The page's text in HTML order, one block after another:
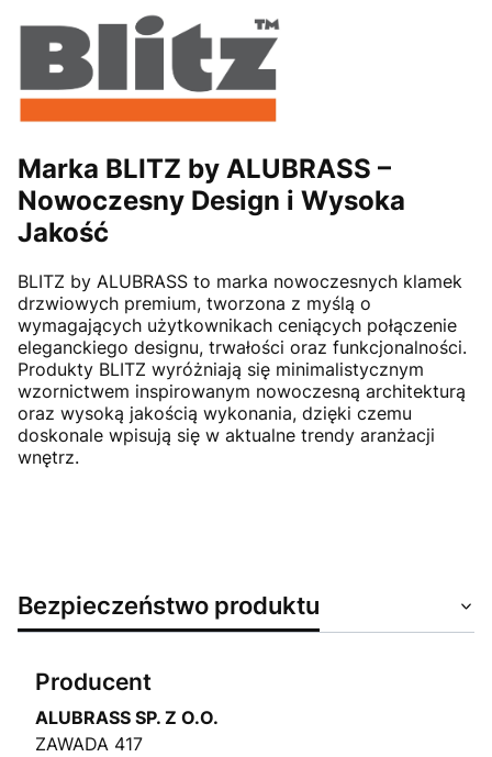
Marka BLITZ by ALUBRASS –
Nowoczesny Design i Wysoka
Jakość
BLITZ by ALUBRASS to marka nowoczesnych klamek
drzwiowych premium, tworzona z myślą o
wymagających użytkownikach ceniących połączenie
eleganckiego designu, trwałości oraz funkcjonalności.
Produkty BLITZ wyróżniają się minimalistycznym
wzornictwem inspirowanym nowoczesną architekturą
oraz wysoką jakością wykonania, dzięki czemu
doskonale wpisują się w aktualne trendy aranżacji
wnętrz.
Bezpieczeństwo produktu
Producent
ALUBRASS SP. Z O.O.
ZAWADA 417